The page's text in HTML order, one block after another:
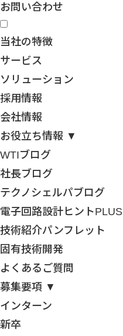
お問い合わせ
当社の特徴
サービス
ソリューション
採用情報
会社情報
お役立ち情報 ▼
WTIブログ
社長ブログ
テクノシェルパブログ
電子回路設計ヒントPLUS
技術紹介パンフレット
固有技術開発
よくあるご質問
募集要項 ▼
インターン
新卒